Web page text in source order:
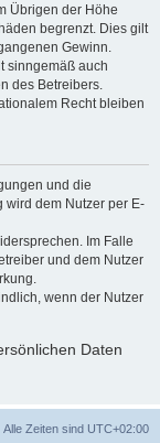
Übrigen der Höhe
begrenzt. Dies gilt
Gewinn.
sinngemäß auch
des Betreibers.
Recht bleiben
und die
wird dem Nutzer per E-
Im Falle
und dem Nutzer
wenn der Nutzer
Daten
Alle Zeiten sind UTC+02:00